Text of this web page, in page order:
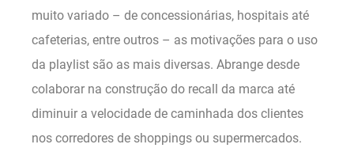
muito variado – de concessionárias, hospitais até
cafeterias, entre outros – as motivações para o uso
da playlist são as mais diversas. Abrange desde
colaborar na construção do recall da marca até
diminuir a velocidade de caminhada dos clientes
nos corredores de shoppings ou supermercados.